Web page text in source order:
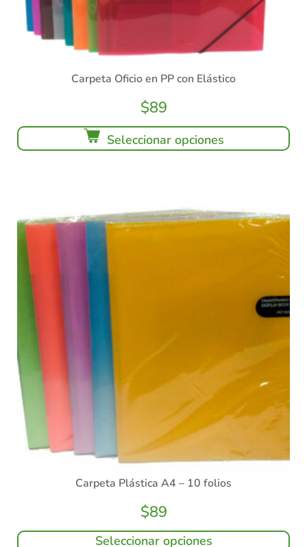
Carpeta Oficio en PP con Elástico
$89
Seleccionar opciones
Carpeta Plástica A4 – 10 folios
$89
Seleccionar opciones